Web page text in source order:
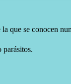
la que se conocen
parásitos.